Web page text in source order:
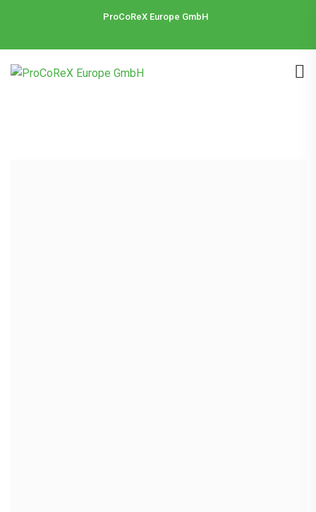
ProCoReX Europe GmbH